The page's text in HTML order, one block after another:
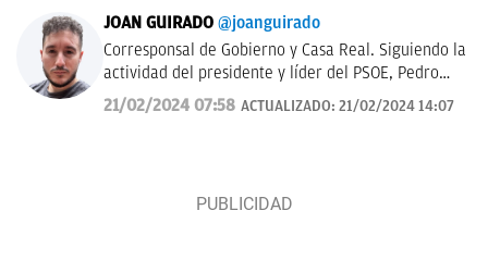
JOAN GUIRADO @joanguirado
Corresponsal de Gobierno y Casa Real. Siguiendo la
actividad del presidente y líder del PSOE, Pedro
Sánchez, y del Rey de España. También política
catalana.
21/02/2024 07:58 ACTUALIZADO: 21/02/2024 14:07